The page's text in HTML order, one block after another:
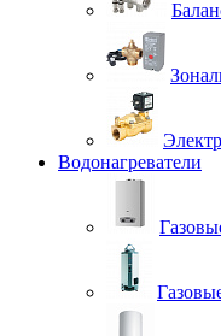
Водонагреватели